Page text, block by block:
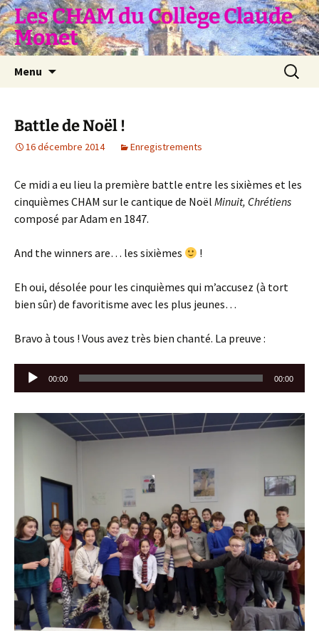
Aller
au
contenu
Les CHAM du Collège Claude
Monet
Menu
Battle de Noël !
16 décembre 2014 Enregistrements
Ce midi a eu lieu la première battle entre les sixièmes et les
cinquièmes CHAM sur le cantique de Noël Minuit, Chrétiens
composé par Adam en 1847.
And the winners are… les sixièmes !
Eh oui, désolée pour les cinquièmes qui m’accusez (à tort
bien sûr) de favoritisme avec les plus jeunes…
Bravo à tous ! Vous avez très bien chanté. La preuve :
Lecteur
audio
00:00 00:00